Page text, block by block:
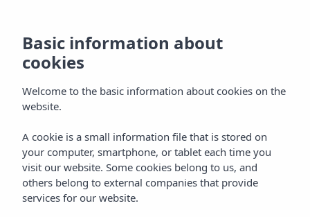
Gastronomie
Vibra Algarb Hotel
Basic information about
cookies
Welcome to the basic information about cookies on the
website.
A cookie is a small information file that is stored on
your computer, smartphone, or tablet each time you
visit our website. Some cookies belong to us, and
others belong to external companies that provide
services for our website.